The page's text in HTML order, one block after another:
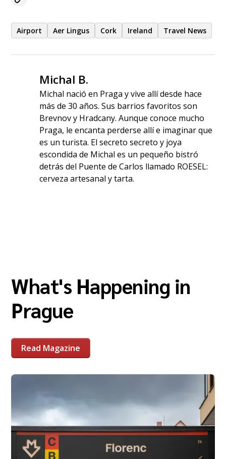
Airport Aer Lingus Cork Ireland Travel News
Michal B.
Michal nació en Praga y vive allí desde hace
más de 30 años. Sus barrios favoritos son
Brevnov y Hradcany. Aunque conoce mucho
Praga, le encanta perderse allí e imaginar que
es un turista. El secreto secreto y joya
escondida de Michal es un pequeño bistró
detrás del Puente de Carlos llamado ROESEL:
cerveza artesanal y tarta.
What's Happening in
Prague
Read Magazine